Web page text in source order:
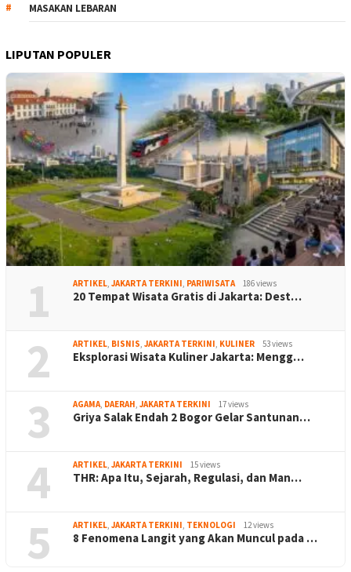
MASAKAN LEBARAN
LIPUTAN POPULER
1 ARTIKEL JAKARTA TERKINI PARIWISATA 186 views
20 Tempat Wisata Gratis di Jakarta: Dest…
2 ARTIKEL BISNIS JAKARTA TERKINI KULINER 53 views
Eksplorasi Wisata Kuliner Jakarta: Mengg…
3 AGAMA DAERAH JAKARTA TERKINI 17 views
Griya Salak Endah 2 Bogor Gelar Santunan…
4 ARTIKEL JAKARTA TERKINI 15 views
THR: Apa Itu, Sejarah, Regulasi, dan Man…
5 ARTIKEL JAKARTA TERKINI TEKNOLOGI 12 views
8 Fenomena Langit yang Akan Muncul pada …